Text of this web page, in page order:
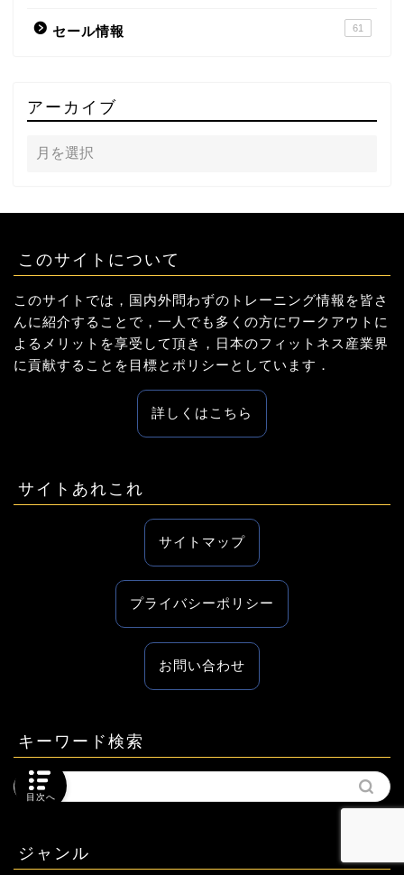
セール情報 61
アーカイブ
このサイトについて
このサイトでは，国内外問わずのトレーニング情報を皆さ
んに紹介することで，一人でも多くの方にワークアウトに
よるメリットを享受して頂き，日本のフィットネス産業界
に貢献することを目標とポリシーとしています．
詳しくはこちら
サイトあれこれ
サイトマップ
プライバシーポリシー
お問い合わせ
キーワード検索
ジャンル
目次へ